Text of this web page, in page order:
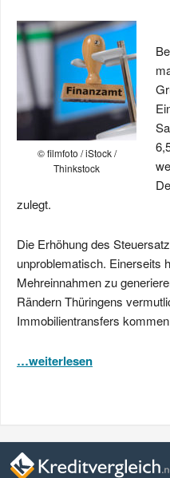
© filmfoto / iStock /
Thinkstock
zulegt.
Die Erhöhung des
unproblematisch. Einerseits
Mehreinnahmen zu
Rändern Thüringens
Immobilientransfers
…weiterlesen